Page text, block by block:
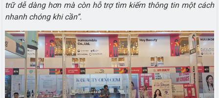
trữ dễ dàng hơn mà còn hỗ trợ tìm kiếm thông tin một cách
nhanh chóng khi cần”.